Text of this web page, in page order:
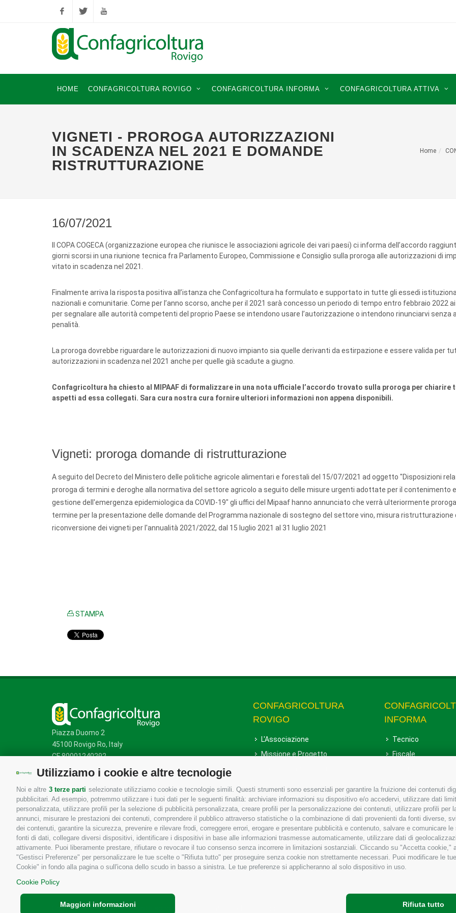
Utilizziamo i cookie e altre tecnologie
Noi e altre 3 terze parti selezionate utilizziamo cookie e tecnologie simili. Questi strumenti sono essenziali per garantire la fruizione dei contenuti
pubblicitari. Ad esempio, potremmo utilizzare i tuoi dati per le seguenti finalità: archiviare informazioni su dispositivo e/o accedervi, utilizzare dati
personalizzata, utilizzare profili per la selezione di pubblicità personalizzata, creare profili per la personalizzazione dei contenuti, utilizzare profili
annunci, misurare le prestazioni dei contenuti, comprendere il pubblico attraverso statistiche o la combinazione di dati provenienti da fonti diverse,
dei contenuti, garantire la sicurezza, prevenire e rilevare frodi, correggere errori, erogare e presentare pubblicità e contenuto, salvare e comunicare
fonti di dati, collegare diversi dispositivi, identificare i dispositivi in base alle informazioni trasmesse automaticamente, utilizzare dati di
attivamente. Puoi liberamente prestare, rifiutare o revocare il tuo consenso senza incorrere in limitazioni sostanziali. Cliccando su "Accetta
"Gestisci Preferenze" per personalizzare le tue scelte o "Rifiuta tutto" per proseguire senza cookie non strettamente necessari. Puoi modificare le
Cookie" in fondo alla pagina o sull'icona dello scudo in basso a sinistra. Le tue preferenze si applicheranno al solo dispositivo in uso.
Cookie Policy
Rifiuta tutto
Maggiori informazioni
FacebookTwitter YouTube
HOME CONFAGRICOLTURA ROVIGO CONFAGRICOLTURA INFORMA CONFAGRICOLTURA ATTIVA
VIGNETI - PROROGA AUTORIZZAZIONI
IN SCADENZA NEL 2021 E DOMANDE
RISTRUTTURAZIONE
Home
16/07/2021
Il COPA COGECA (organizzazione europea che riunisce le associazioni agricole dei vari paesi) ci informa dell’accordo
giorni scorsi in una riunione tecnica fra Parlamento Europeo, Commissione e Consiglio sulla proroga alle autorizzazioni di
vitato in scadenza nel 2021.
Finalmente arriva la risposta positiva all’istanza che Confagricoltura ha formulato e supportato in tutte gli essedi
nazionali e comunitarie. Come per l’anno scorso, anche per il 2021 sarà concesso un periodo di tempo entro febbraio 2022
per segnalare alle autorità competenti del proprio Paese se intendono usare l’autorizzazione o intendono rinunciarvi senza
penalità.
La proroga dovrebbe riguardare le autorizzazioni di nuovo impianto sia quelle derivanti da estirpazione e essere valida per
autorizzazioni in scadenza nel 2021 anche per quelle già scadute a giugno.
Confagricoltura ha chiesto al MIPAAF di formalizzare in una nota ufficiale l’accordo trovato sulla proroga per chiarire
aspetti ad essa collegati. Sara cura nostra cura fornire ulteriori informazioni non appena disponibili.
Vigneti: proroga domande di ristrutturazione
A seguito del Decreto del Ministero delle politiche agricole alimentari e forestali del 15/07/2021 ad oggetto "Disposizioni
proroga di termini e deroghe alla normativa del settore agricolo a seguito delle misure urgenti adottate per il contenimento
gestione dell'emergenza epidemiologica da COVID-19" gli uffici del Mipaaf hanno annunciato che verrà ulteriormente
termine per la presentazione delle domande del Programma nazionale di sostegno del settore vino, misura ristrutturazione
riconversione dei vigneti per l'annualità 2021/2022, dal 15 luglio 2021 al 31 luglio 2021
STAMPA
Piazza Duomo 2
45100 Rovigo Ro, Italy
CF 80001240292
Mappa del sito/Privacy Policy /Cookie Policy
CONFAGRICOLTURA
ROVIGO
L'Associazione
Missione e Progetto
Uffici della Sede provinciale
Le Sedi di Zona
Agricoltori S.r.l.
Whistleblowing Confagricoltura
Rovigo e Agricoltori srl
INFORMA
Tecnico
Fiscale
Associazione
Copyrights © 2026 Tutti i diritti sono riservati - Confagricoltura Rovigo